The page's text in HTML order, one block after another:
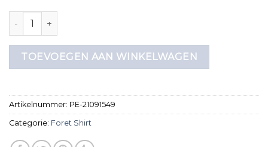
foret shirt aantal
TOEVOEGEN AAN WINKELWAGEN
Artikelnummer: PE-21091549
Categorie: Foret Shirt